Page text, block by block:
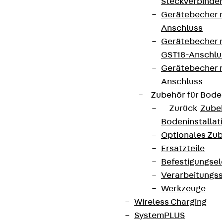
Gerätebecher
Anschluss
Gerätebecher
GST18-
Gerätebecher
Anschluss
Zubehör für
Zurück
Optionales
Ersatzteile
Werkzeuge
Wireless Charging
SystemPLUS